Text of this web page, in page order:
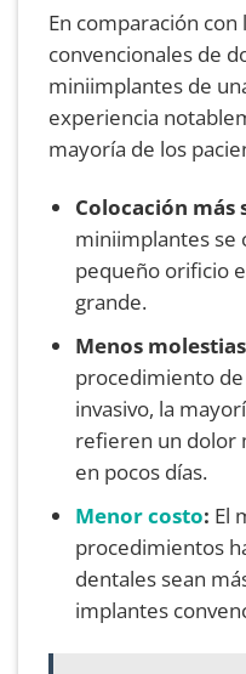
En comparación
convencionales de
miniimplantes de
experiencia
mayoría de los
Colocación más
miniimplantes se
pequeño orificio
grande.
Menos
procedimiento
invasivo, la
refieren un dolor
en pocos días.
Menor costo: El
procedimientos
dentales sean
implantes